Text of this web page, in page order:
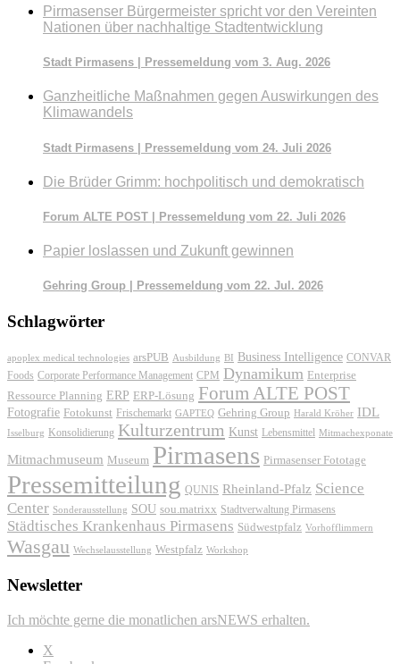
Pirmasenser Bürgermeister spricht vor den Vereinten
Nationen über nachhaltige Stadtentwicklung
Stadt Pirmasens | Pressemeldung vom 3. Aug. 2026
Ganzheitliche Maßnahmen gegen Auswirkungen des
Klimawandels
Stadt Pirmasens | Pressemeldung vom 24. Juli 2026
Die Brüder Grimm: hochpolitisch und demokratisch
Forum ALTE POST | Pressemeldung vom 22. Juli 2026
Papier loslassen und Zukunft gewinnen
Gehring Group | Pressemeldung vom 22. Jul. 2026
Schlagwörter
apoplex medical technologies arsPUB Ausbildung BI Business Intelligence CONVAR
Foods Corporate Performance Management CPM Dynamikum Enterprise
Ressource Planning ERP ERP-Lösung Forum ALTE POST
Fotografie Fotokunst Frischemarkt GAPTEQ Gehring Group Harald Kröher IDL
Isselburg Konsolidierung Kulturzentrum Kunst Lebensmittel Mitmachexponate
Mitmachmuseum Museum Pirmasens Pirmasenser Fototage
Pressemitteilung QUNIS Rheinland-Pfalz Science
Center Sonderausstellung SOU sou.matrixx Stadtverwaltung Pirmasens
Städtisches Krankenhaus Pirmasens Südwestpfalz Vorhofflimmern
Wasgau Wechselausstellung Westpfalz Workshop
Newsletter
Ich möchte gerne die monatlichen arsNEWS erhalten.
X